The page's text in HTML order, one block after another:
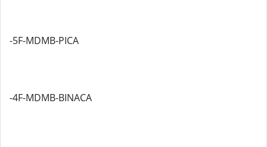
-5F-MDMB-PICA
-4F-MDMB-BINACA